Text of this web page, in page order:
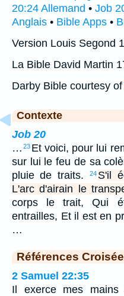
20:24 Allemand • Job
Anglais • Bible Apps •
Version Louis Segond
La Bible David Martin
Darby Bible courtesy of
Contexte
Job 20
… 23 Et voici, pour lui
sur lui le feu de sa
pluie de traits.
24 S'il
L'arc d'airain le
corps le trait, Qui
entrailles, Et il est en
…
Références
2 Samuel 22:35
Il exerce mes